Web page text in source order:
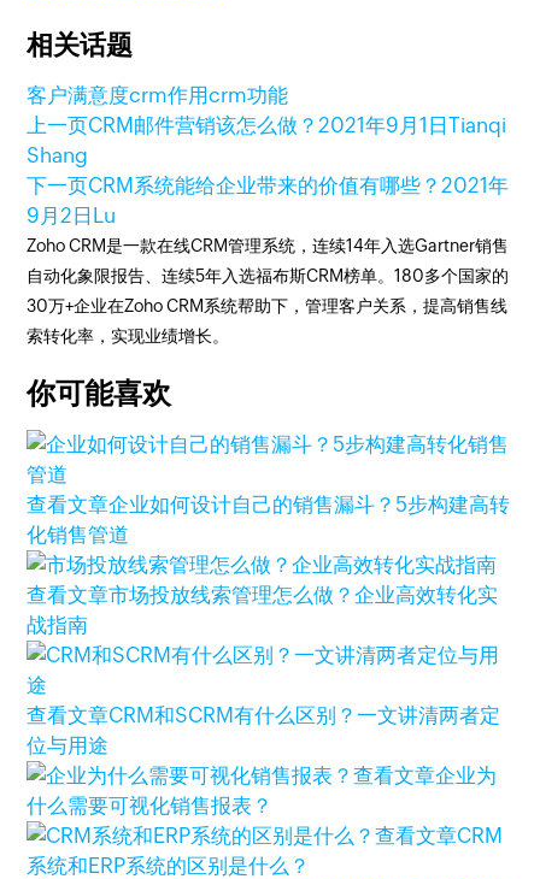
相关话题
客户满意度crm作用crm功能
上一页CRM邮件营销该怎么做？2021年9月1日Tianqi
Shang
下一页CRM系统能给企业带来的价值有哪些？2021年
9月2日 Lu
Zoho CRM是一款在线CRM管理系统，连续14年入选Gartner销售
自动化象限报告、连续5年入选福布斯CRM榜单。180多个国家的
30万+企业在Zoho CRM系统帮助下，管理客户关系，提高销售线
索转化率，实现业绩增长。
你可能喜欢
查看文章企业如何设计自己的销售漏斗？5步构建高转
化销售管道
查看文章市场投放线索管理怎么做？企业高效转化实
战指南
查看文章CRM和SCRM有什么区别？一文讲清两者定
位与用途
查看文章企业为
什么需要可视化销售报表？
查看文章CRM
系统和ERP系统的区别是什么？